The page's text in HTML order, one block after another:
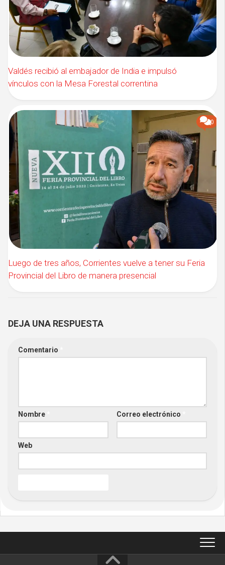
Valdés recibió al embajador de India e impulsó
vínculos con la Mesa Forestal correntina
0
Luego de tres años, Corrientes vuelve a tener su Feria
Provincial del Libro de manera presencial
DEJA UNA RESPUESTA
Comentario
Nombre Correo electrónico
Web